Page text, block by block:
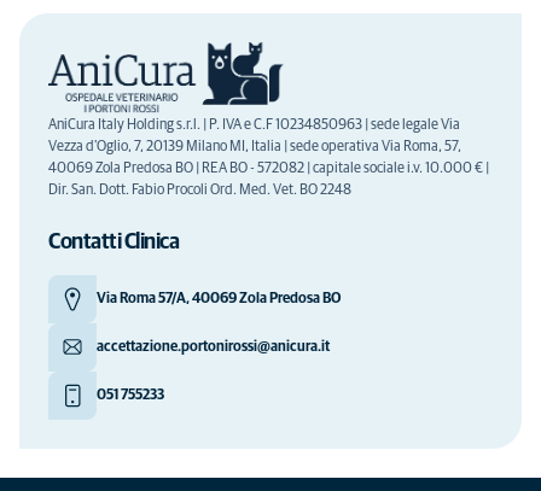
AniCura Italy Holding s.r.l. | P. IVA e C.F 10234850963 | sede legale Via
Vezza d'Oglio, 7, 20139 Milano MI, Italia | sede operativa Via Roma, 57,
40069 Zola Predosa BO | REA BO - 572082 | capitale sociale i.v. 10.000 € |
Dir. San. Dott. Fabio Procoli Ord. Med. Vet. BO 2248
Contatti Clinica
Via Roma 57/A, 40069 Zola Predosa BO
accettazione.portonirossi@anicura.it
051 755233